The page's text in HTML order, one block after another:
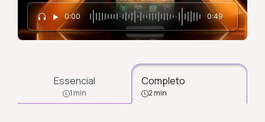
0:00 0:49
Essencial
1 min
Completo
2 min